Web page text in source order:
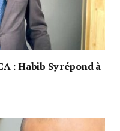
: Habib Sy répond à